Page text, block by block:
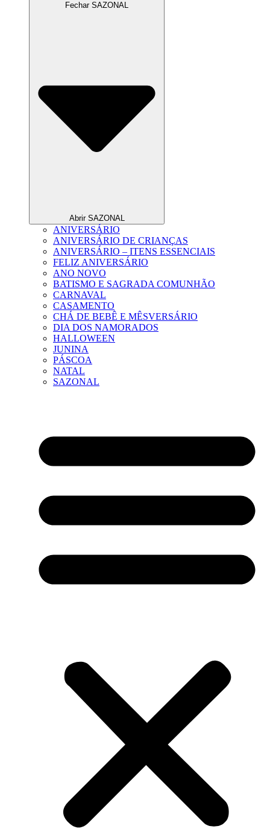
Fechar SAZONAL
Abrir SAZONAL
ANIVERSÁRIO
ANIVERSÁRIO DE CRIANÇAS
ANIVERSÁRIO – ITENS ESSENCIAIS
FELIZ ANIVERSÁRIO
ANO NOVO
BATISMO E SAGRADA COMUNHÃO
CARNAVAL
CASAMENTO
CHÁ DE BEBÊ E MÊSVERSÁRIO
DIA DOS NAMORADOS
HALLOWEEN
JUNINA
PÁSCOA
NATAL
SAZONAL